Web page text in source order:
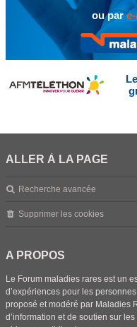
ou par
ALLER À LA PAGE
Recherche avancée
Supprimer les cookies
A PROPOS
Le Forum maladies rares est un
d’expériences pour les
proposé et modéré par Maladies
d’information et de soutien sur